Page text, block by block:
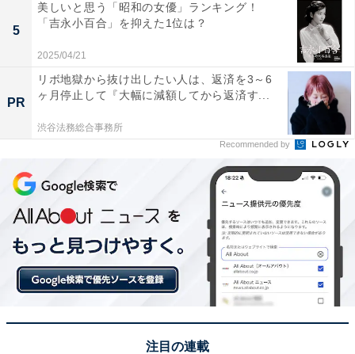
この記事の筆者：福島 ゆき プロフィール
アニメや漫画のレビュー、エンタメトピックスなどを中
心に、オールジャンルで執筆中のライター。時々、店舗
取材などのリポート記事も担当。All AboutおよびAll
次ページ
10位までの全ランキング結果を見
5
美しいと思う「昭和の女優」ランキング！
「吉永小百合」を抑えた1位は？
2025/04/21
PR
リボ地獄から抜け出したい人は、返済を3～6
ヶ月停止して『大幅に減額してから返済す...
渋谷法務総合事務所
Recommended by
注目の連載